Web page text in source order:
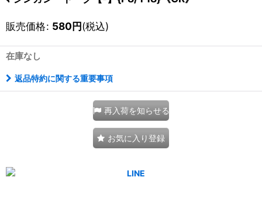
販売価格: 580円(税込)
在庫なし
返品特約に関する重要事項
再入荷を知らせる
お気に入り登録